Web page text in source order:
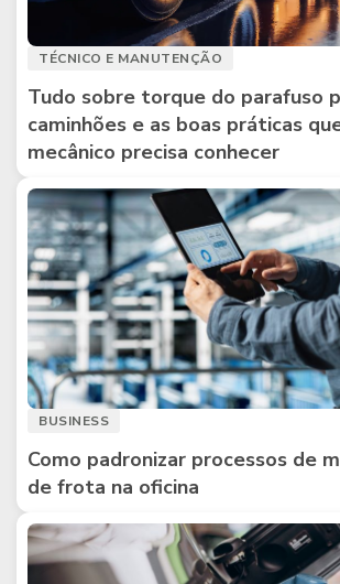
TÉCNICO E MANUTENÇÃO
Tudo sobre torque do parafuso
caminhões e as boas práticas
mecânico precisa conhecer
BUSINESS
Como padronizar processos de
de frota na oficina